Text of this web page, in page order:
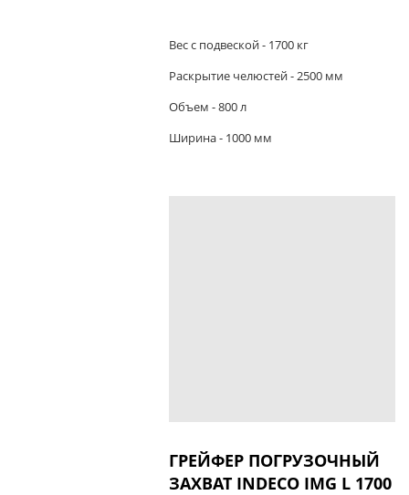
Вес с подвеской - 1700 кг
Раскрытие челюстей - 2500 мм
Объем - 800 л
Ширина - 1000 мм
ГРЕЙФЕР ПОГРУЗОЧНЫЙ
ЗАХВАТ INDECO IMG L 1700